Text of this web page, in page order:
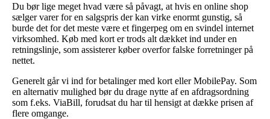
Du bør lige meget hvad være så påvagt, at hvis en online shop
sælger varer for en salgspris der kan virke enormt gunstig, så
burde det for det meste være et fingerpeg om en svindel internet
virksomhed. Køb med kort er trods alt dækket ind under en
retningslinje, som assisterer køber overfor falske forretninger på
nettet.
Generelt går vi ind for betalinger med kort eller MobilePay. Som
en alternativ mulighed bør du drage nytte af en afdragsordning
som f.eks. ViaBill, forudsat du har til hensigt at dække prisen af
flere omgange.